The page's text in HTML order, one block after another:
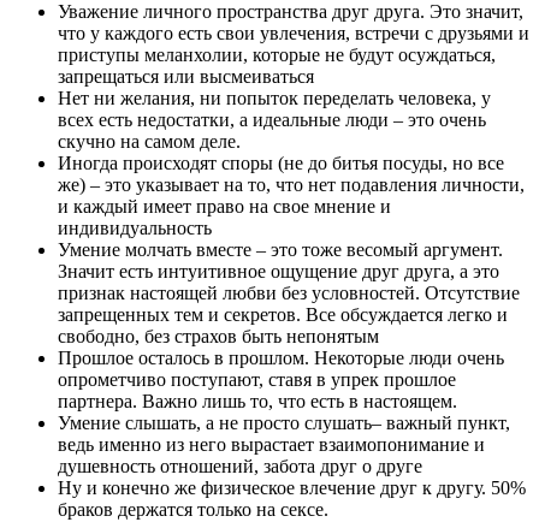
Уважение личного пространства друг друга. Это значит,
что у каждого есть свои увлечения, встречи с друзьями и
приступы меланхолии, которые не будут осуждаться,
запрещаться или высмеиваться
Нет ни желания, ни попыток переделать человека, у
всех есть недостатки, а идеальные люди – это очень
скучно на самом деле.
Иногда происходят споры (не до битья посуды, но все
же) – это указывает на то, что нет подавления личности,
и каждый имеет право на свое мнение и
индивидуальность
Умение молчать вместе – это тоже весомый аргумент.
Значит есть интуитивное ощущение друг друга, а это
признак настоящей любви без условностей. Отсутствие
запрещенных тем и секретов. Все обсуждается легко и
свободно, без страхов быть непонятым
Прошлое осталось в прошлом. Некоторые люди очень
опрометчиво поступают, ставя в упрек прошлое
партнера. Важно лишь то, что есть в настоящем.
Умение слышать, а не просто слушать– важный пункт,
ведь именно из него вырастает взаимопонимание и
душевность отношений, забота друг о друге
Ну и конечно же физическое влечение друг к другу. 50%
браков держатся только на сексе.